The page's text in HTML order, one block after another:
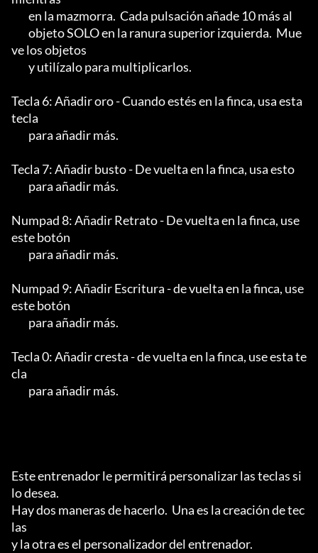
ve los objetos
Tecla 6: Añadir oro - Cuando estés en la finca, usa esta
tecla
Tecla 7: Añadir busto - De vuelta en la finca, usa esto
Numpad 8: Añadir Retrato - De vuelta en la finca, use
este botón
Numpad 9: Añadir Escritura - de vuelta en la finca, use
este botón
Tecla 0: Añadir cresta - de vuelta en la finca, use esta te
cla
Este entrenador le permitirá personalizar las teclas si
lo desea.
Hay dos maneras de hacerlo.  Una es la creación de tec
las
y la otra es el personalizador del entrenador.